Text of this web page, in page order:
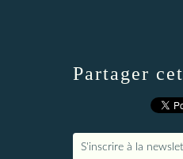
Partager
S'inscrire à la